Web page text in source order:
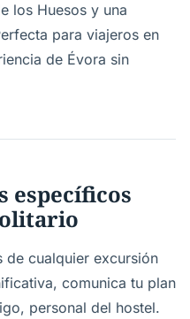
los Huesos y una
para viajeros en
de Évora sin
específicos
de cualquier excursión
comunica tu plan
personal del hostel.